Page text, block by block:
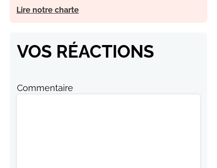
Lire notre charte
VOS RÉACTIONS
Commentaire